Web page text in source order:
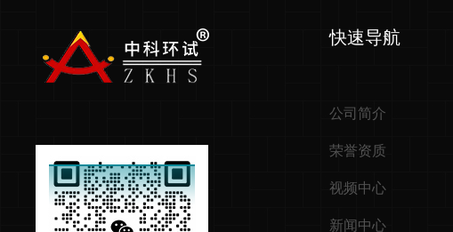
快速导航
公司简介
荣誉资质
视频中心
新闻中心